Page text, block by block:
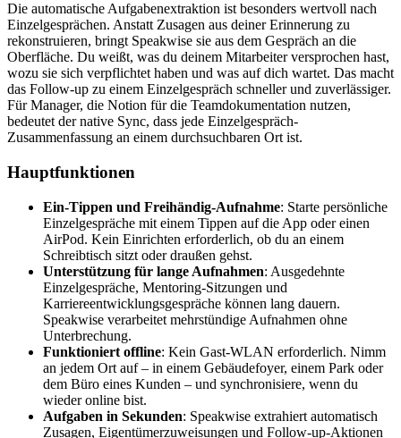
Die automatische Aufgabenextraktion ist besonders wertvoll nach
Einzelgesprächen. Anstatt Zusagen aus deiner Erinnerung zu
rekonstruieren, bringt Speakwise sie aus dem Gespräch an die
Oberfläche. Du weißt, was du deinem Mitarbeiter versprochen hast,
wozu sie sich verpflichtet haben und was auf dich wartet. Das macht
das Follow-up zu einem Einzelgespräch schneller und zuverlässiger.
Für Manager, die Notion für die Teamdokumentation nutzen,
bedeutet der native Sync, dass jede Einzelgespräch-
Zusammenfassung an einem durchsuchbaren Ort ist.
Hauptfunktionen
Ein-Tippen und Freihändig-Aufnahme: Starte persönliche
Einzelgespräche mit einem Tippen auf die App oder einen
AirPod. Kein Einrichten erforderlich, ob du an einem
Schreibtisch sitzt oder draußen gehst.
Unterstützung für lange Aufnahmen: Ausgedehnte
Einzelgespräche, Mentoring-Sitzungen und
Karriereentwicklungsgespräche können lang dauern.
Speakwise verarbeitet mehrstündige Aufnahmen ohne
Unterbrechung.
Funktioniert offline: Kein Gast-WLAN erforderlich. Nimm
an jedem Ort auf – in einem Gebäudefoyer, einem Park oder
dem Büro eines Kunden – und synchronisiere, wenn du
wieder online bist.
Aufgaben in Sekunden: Speakwise extrahiert automatisch
Zusagen, Eigentümerzuweisungen und Follow-up-Aktionen